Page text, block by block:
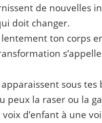
de nouvelles
doit changer.
ton corps
sous
peux la raser ou la
d’enfant à une